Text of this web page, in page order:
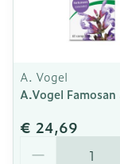
A. Vogel
A.Vogel Famosan
€ 24,69